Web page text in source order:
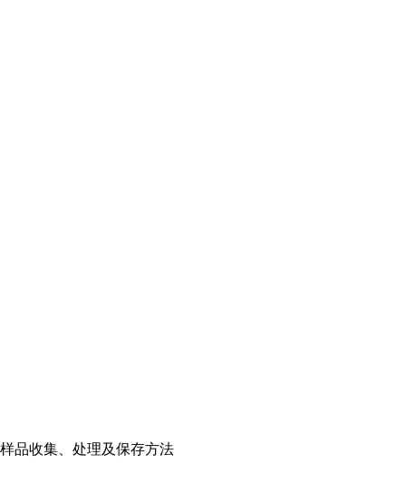
样品收集、处理及保存方法